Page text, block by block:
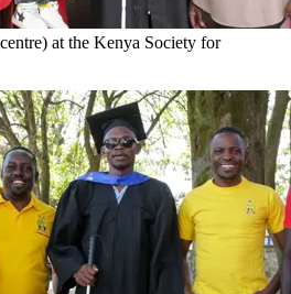
at the Kenya Society for